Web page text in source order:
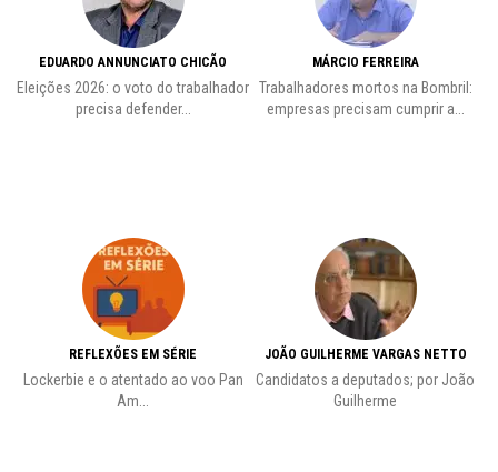
EDUARDO ANNUNCIATO CHICÃO
Eleições 2026: o voto do trabalhador
precisa defender...
REFLEXÕES EM SÉRIE
Lockerbie e o atentado ao voo Pan
Am...
MÁRCIO FERREIRA
Trabalhadores mortos na Bombril:
empresas precisam cumprir a...
JOÃO GUILHERME VARGAS NETTO
Candidatos a deputados; por João
Guilherme